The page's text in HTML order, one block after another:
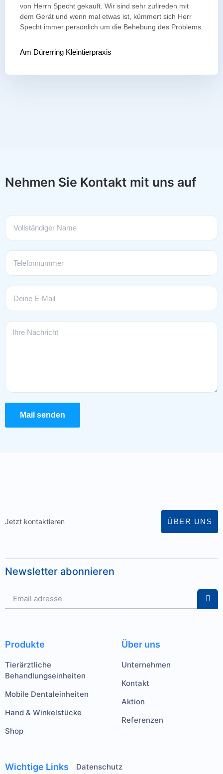
von Herrn Specht gekauft. Wir sind sehr zufireden mit
dem Gerät und wenn mal etwas ist, kümmert sich Herr
Specht immer persönlich um die Behebung des Problems.
Am Dürerring Kleintierpraxis
Nehmen Sie Kontakt mit uns auf
Mail senden
Jetzt kontaktieren ÜBER UNS
Newsletter abonnieren
Produkte
Tierärztliche
Behandlungseinheiten
Mobile Dentaleinheiten
Hand & Winkelstücke
Shop
Über uns
Unternehmen
Kontakt
Aktion
Referenzen
Wichtige Links Datenschutz